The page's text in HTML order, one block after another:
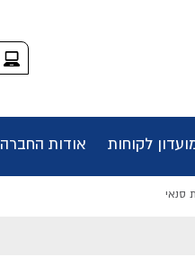
לקוחות אודות החברה
סנאי